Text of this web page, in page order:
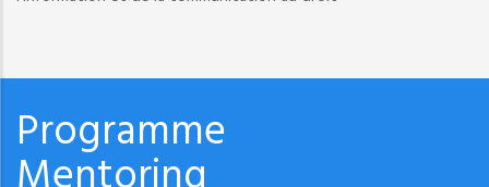
Programme